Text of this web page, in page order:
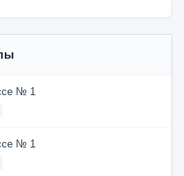
№ 1
№ 1